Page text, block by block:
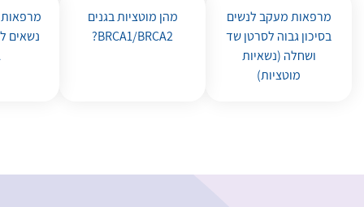
מרפאות מעקב לנשים
בסיכון גבוה לסרטן שד
ושחלה (נשאיות
מוטציות)
מהן מוטציות בגנים
BRCA1/BRCA2?
נשאים